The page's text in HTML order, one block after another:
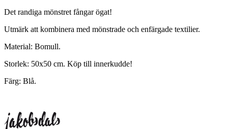
Det randiga mönstret fångar ögat!
Utmärk att kombinera med mönstrade och enfärgade textilier.
Material: Bomull.
Storlek: 50x50 cm. Köp till innerkudde!
Färg: Blå.